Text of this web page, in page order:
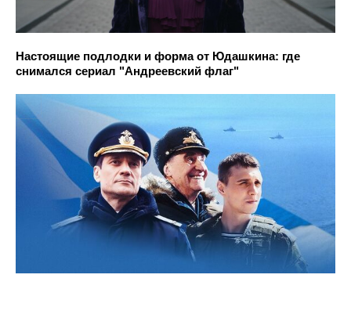
Настоящие подлодки и форма от Юдашкина: где
снимался сериал "Андреевский флаг"